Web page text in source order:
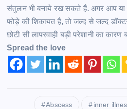
संतुलन भीबनाये रख सकते हैं. अगर आप या
फोड़े की शिकायत है, तो जल्द से जल्द
छोटी सी लापरवाही बड़ीपरेशानी का कारण
Spread the love
Abscess inner